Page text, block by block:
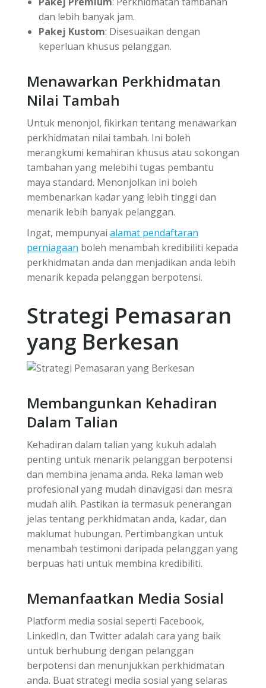
dan lebih banyak jam.
Pakej Kustom: Disesuaikan dengan
keperluan khusus pelanggan.
Menawarkan Perkhidmatan
Nilai Tambah
Untuk menonjol, fikirkan tentang menawarkan
perkhidmatan nilai tambah. Ini boleh
merangkumi kemahiran khusus atau sokongan
tambahan yang melebihi tugas pembantu
maya standard. Menonjolkan ini boleh
membenarkan kadar yang lebih tinggi dan
menarik lebih banyak pelanggan.
Ingat, mempunyai alamat pendaftaran
perniagaan boleh menambah kredibiliti kepada
perkhidmatan anda dan menjadikan anda lebih
menarik kepada pelanggan berpotensi.
Strategi Pemasaran
yang Berkesan
Membangunkan Kehadiran
Dalam Talian
Kehadiran dalam talian yang kukuh adalah
penting untuk menarik pelanggan berpotensi
dan membina jenama anda. Reka laman web
profesional yang mudah dinavigasi dan mesra
mudah alih. Pastikan ia termasuk penerangan
jelas tentang perkhidmatan anda, kadar, dan
maklumat hubungan. Pertimbangkan untuk
menambah testimoni daripada pelanggan yang
berpuas hati untuk membina kredibiliti.
Memanfaatkan Media Sosial
Platform media sosial seperti Facebook,
LinkedIn, dan Twitter adalah cara yang baik
untuk berhubung dengan pelanggan
berpotensi dan menunjukkan perkhidmatan
anda. Buat strategi media sosial yang selaras